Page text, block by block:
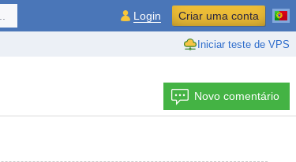
Iniciar teste de VPS
Login Criar uma conta
Novo comentário